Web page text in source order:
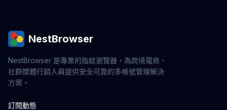
NestBrowser
NestBrowser 是專業的指紋瀏覽器，為跨境電商、
社群媒體行銷人員提供安全可靠的多帳號管理解決
方案。
訂閱動態